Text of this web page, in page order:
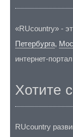
«RUcountry» -
Петербурга,
интернет-
Хотите
RUcountry